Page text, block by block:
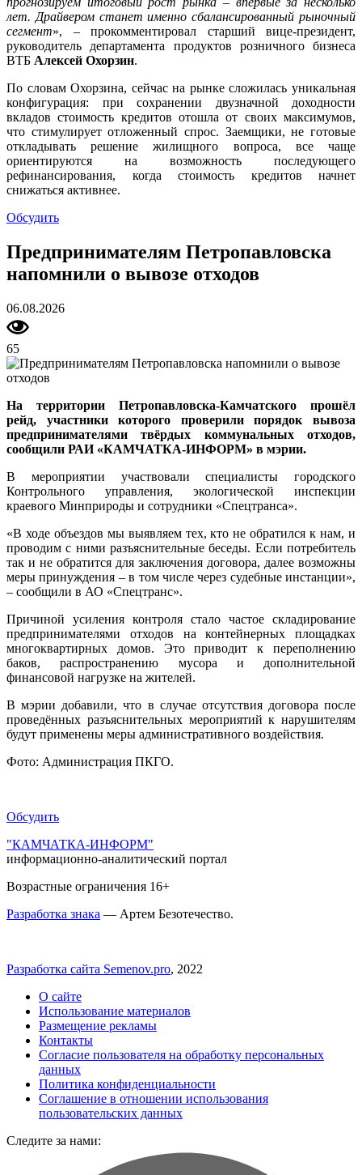
лет. Драйвером станет именно сбалансированный рыночный
сегмент», – прокомментировал старший вице-президент,
руководитель департамента продуктов розничного бизнеса
ВТБ Алексей Охорзин.
По словам Охорзина, сейчас на рынке сложилась уникальная
конфигурация: при сохранении двузначной доходности
вкладов стоимость кредитов отошла от своих максимумов,
что стимулирует отложенный спрос. Заемщики, не готовые
откладывать решение жилищного вопроса, все чаще
ориентируются на возможность последующего
рефинансирования, когда стоимость кредитов начнет
снижаться активнее.
Обсудить
Предпринимателям Петропавловска
напомнили о вывозе отходов
06.08.2026
65
На территории Петропавловска-Камчатского прошёл
рейд, участники которого проверили порядок вывоза
предпринимателями твёрдых коммунальных отходов,
сообщили РАИ «КАМЧАТКА-ИНФОРМ» в мэрии.
В мероприятии участвовали специалисты городского
Контрольного управления, экологической инспекции
краевого Минприроды и сотрудники «Спецтранса».
«В ходе объездов мы выявляем тех, кто не обратился к нам, и
проводим с ними разъяснительные беседы. Если потребитель
так и не обратится для заключения договора, далее возможны
меры принуждения – в том числе через судебные инстанции»,
– сообщили в АО «Спецтранс».
Причиной усиления контроля стало частое складирование
предпринимателями отходов на контейнерных площадках
многоквартирных домов. Это приводит к переполнению
баков, распространению мусора и дополнительной
финансовой нагрузке на жителей.
В мэрии добавили, что в случае отсутствия договора после
проведённых разъяснительных мероприятий к нарушителям
будут применены меры административного воздействия.
Фото: Администрация ПКГО.
Обсудить
"КАМЧАТКА-ИНФОРМ"
информационно-аналитический портал
Возрастные ограничения 16+
Разработка знака — Артем Безотечество.
Разработка сайта Semenov.pro, 2022
О сайте
Использование материалов
Размещение рекламы
Контакты
Согласие пользователя на обработку персональных
данных
Политика конфиденциальности
Соглашение в отношении использования
пользовательских данных
Следите за нами: